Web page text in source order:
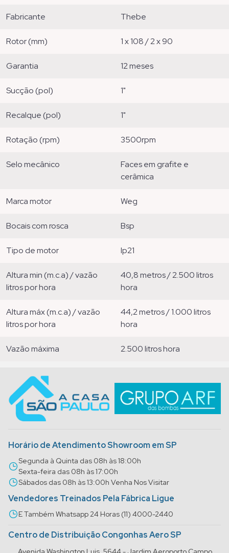
fabricante thebe
rotor (mm) 1 x 108 / 2 x 90
garantia 12 meses
sucção (pol) 1"
recalque (pol) 1"
rotação (rpm) 3500rpm
selo mecânico
faces em grafite e
cerâmica
marca motor weg
bocais com rosca bsp
tipo de motor ip21
altura min (m.c.a) / vazão
litros por hora
40,8 metros / 2.500 litros
hora
altura máx (m.c.a) / vazão
litros por hora
44,2 metros / 1.000 litros
hora
vazão máxima 2.500 litros hora
Horário de Atendimento Showroom em SP
Segunda à Quinta das 08h às 18:00h
Sexta-feira das 08h às 17:00h
Sábados das 08h às 13:00h Venha Nos Visitar
Vendedores Treinados Pela Fábrica Ligue
E Também Whatsapp 24 Horas (11) 4000-2440
Centro de Distribuição Congonhas Aero SP